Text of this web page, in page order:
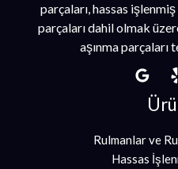
parçaları, hassas
parçaları dahil olmak
aşınma
Rulmanlar ve
Hassas